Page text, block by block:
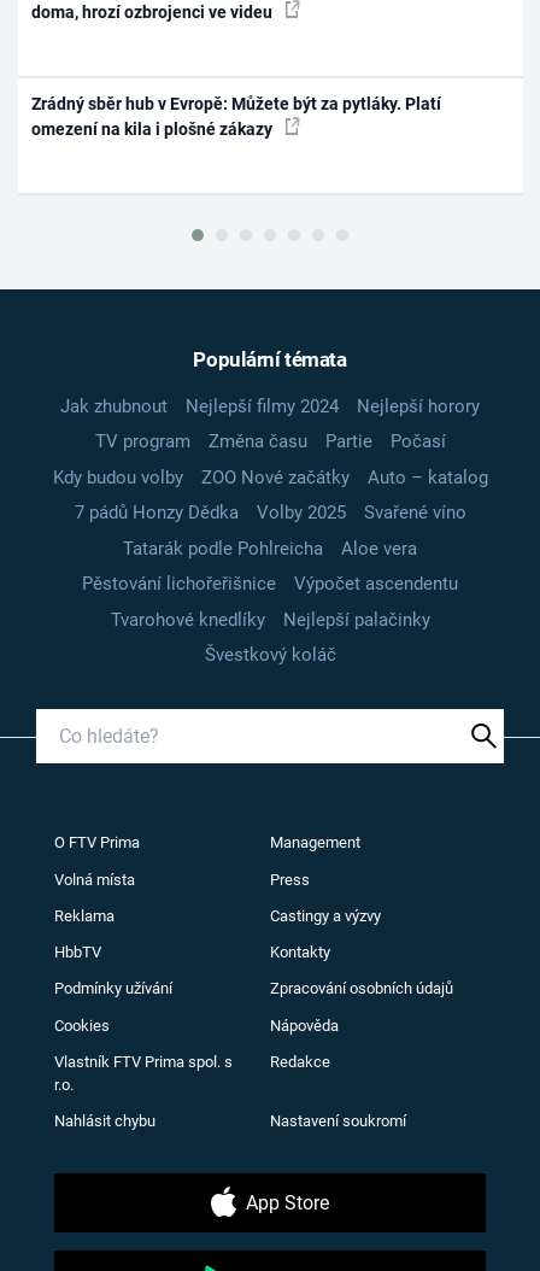
doma, hrozí ozbrojenci ve videu
Zrádný sběr hub v Evropě: Můžete být za pytláky. Platí
omezení na kila i plošné zákazy
Populární témata
Jak zhubnout Nejlepší filmy 2024
Nejlepší horory
TV program
Změna času Partie
Počasí
Kdy budou volby
ZOO Nové začátky
Auto – katalog
7 pádů Honzy Dědka
Volby 2025
Svařené víno
Tatarák podle Pohlreicha
Aloe vera
Pěstování lichořeřišnice
Výpočet ascendentu
Tvarohové knedlíky
Nejlepší palačinky
Švestkový koláč
O FTV Prima Management
Volná místa Press
Reklama Castingy a výzvy
HbbTV Kontakty
Podmínky užívání Zpracování osobních údajů
Cookies Nápověda
Vlastník FTV Prima spol. s
r.o.
Redakce
Nahlásit chybu Nastavení soukromí
App Store